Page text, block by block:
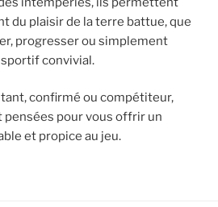
du plaisir de la terre battue, que
progresser ou simplement
convivial.
confirmé ou compétiteur,
pour vous offrir un
et propice au jeu.